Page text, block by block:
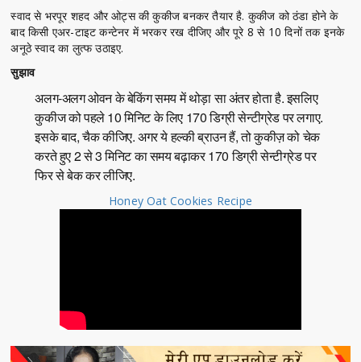
स्वाद से भरपूर शहद और ओट्स की कुकीज बनकर तैयार है. कुकीज को ठंडा होने के
बाद किसी एअर-टाइट कन्टेनर में भरकर रख दीजिए और पूरे 8 से 10 दिनों तक इनके
अनूठे स्वाद का लुत्फ उठाइए.
सुझाव
अलग-अलग ओवन के बेकिंग समय में थोड़ा सा अंतर होता है. इसलिए
कुकीज को पहले 10 मिनिट के लिए 170 डिग्री सेन्टीग्रेड पर लगाए.
इसके बाद, चैक कीजिए. अगर ये हल्की ब्राउन हैं, तो कुकीज़ को चेक
करते हुए 2 से 3 मिनिट का समय बढ़ाकर 170 डिग्री सेन्टीग्रेड पर
फिर से बेक कर लीजिए.
Honey Oat Cookies Recipe